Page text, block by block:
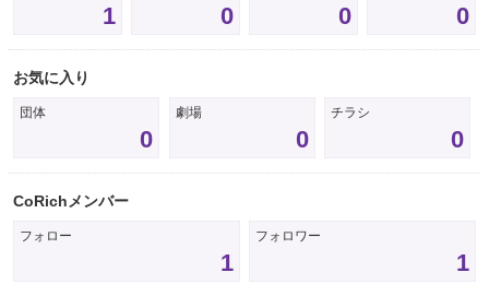
1 0 0 0
お気に入り
団体
0
劇場
0
チラシ
0
CoRichメンバー
フォロー
1
フォロワー
1